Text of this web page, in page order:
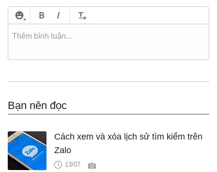
Bạn nên đọc
Cách xem và xóa lịch sử tìm kiếm trên
Zalo
13/07